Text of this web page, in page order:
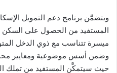
ويتضمَّن برنامج دعم التمويل
المستفيد من الحصول على السكن
ميسرة تتناسب مع ذوي الدخل
وضمن أسس موضوعية ومعايير
حيث سيتمكَّن المستفيد من تملك